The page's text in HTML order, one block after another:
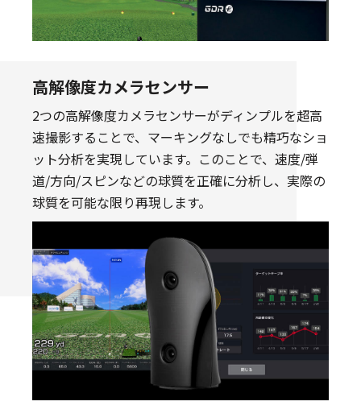
高解像度カメラセンサー
2つの高解像度カメラセンサーがディンプルを超高
速撮影することで、マーキングなしでも精巧なショ
ット分析を実現しています。このことで、速度/弾
道/方向/スピンなどの球質を正確に分析し、実際の
球質を可能な限り再現します。